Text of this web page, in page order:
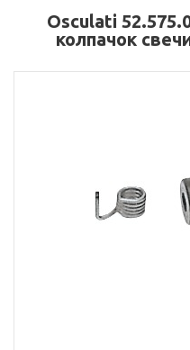
Osculati
колпачок